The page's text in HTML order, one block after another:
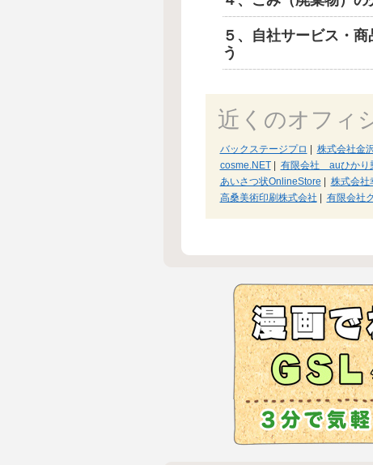
５、自社サービス・
う
近くのオフィ
バックステージプロ 株式会社金
cosme.NET| 有限会社 auひかり
あいさつ状OnlineStore
株式会社
高桑美術印刷株式会社
有限会社